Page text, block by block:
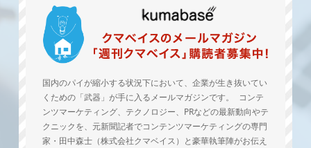
国内のパイが縮小する状況下において、企業が生き抜いてい
くための「武器」が手に入るメールマガジンです。 コンテ
ンツマーケティング、テクノロジー、PRなどの最新動向やテ
クニックを、元新聞記者でコンテンツマーケティングの専門
家・田中森士（株式会社クマベイス）と豪華執筆陣がお伝え